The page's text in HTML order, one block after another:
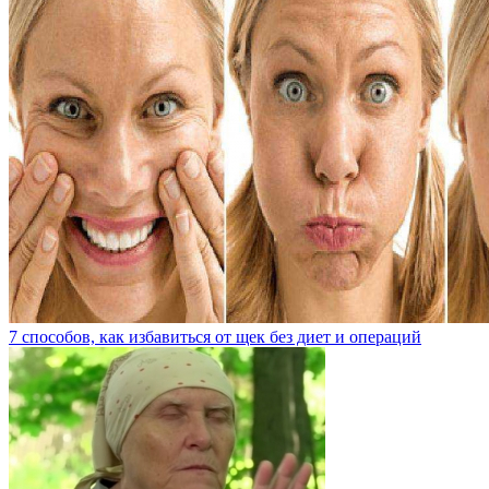
7 способов, как избавиться от щек без диет и операций